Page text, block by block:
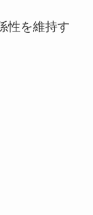
性を維持す